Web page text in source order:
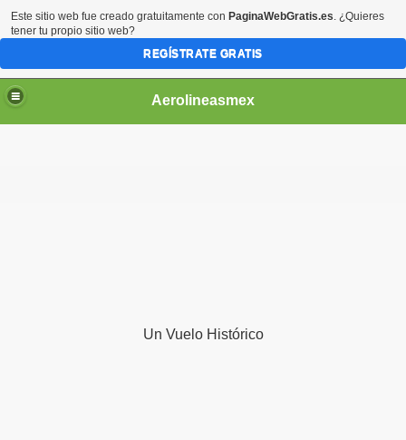
Aerolineasmex
Un Vuelo Histórico
Este sitio web fue creado gratuitamente con PaginaWebGratis.es. ¿Quieres
tener tu propio sitio web?
REGÍSTRATE GRATIS